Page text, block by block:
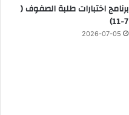
برنامج اختبارات طلبة الصفوف (
7-11)
2026-07-05